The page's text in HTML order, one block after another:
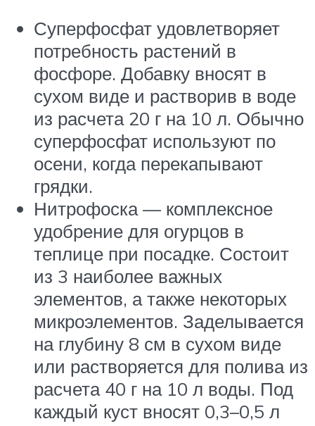
Суперфосфат удовлетворяет
потребность растений в
фосфоре. Добавку вносят в
сухом виде и растворив в воде
из расчета 20 г на 10 л. Обычно
суперфосфат используют по
осени, когда перекапывают
грядки.
Нитрофоска — комплексное
удобрение для огурцов в
теплице при посадке. Состоит
из 3 наиболее важных
элементов, а также некоторых
микроэлементов. Заделывается
на глубину 8 см в сухом виде
или растворяется для полива из
расчета 40 г на 10 л воды. Под
каждый куст вносят 0,3–0,5 л